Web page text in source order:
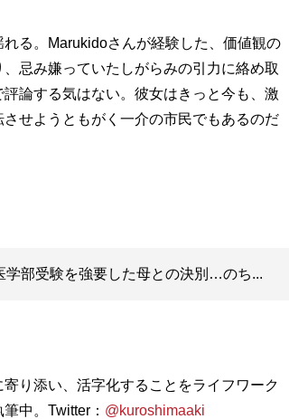
る。Marukidoさんが経験した、価値観の
忌み嫌っていたしがらみの引力に絡め取
論する気はない。彼女はきっと今も、激
せようともがく一介の市民でもあるのだ
学部受験を強要した母との決別…のち...
り添い、活字化することをライフワーク
中。Twitter： @kuroshimaaki